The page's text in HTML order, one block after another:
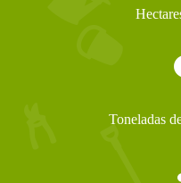
Toneladas